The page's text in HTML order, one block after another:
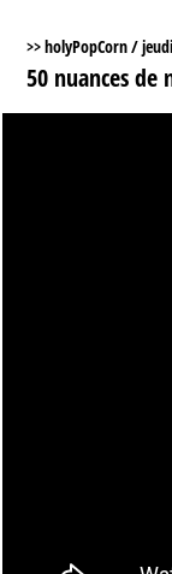
Actu : "La
S’abonner à la
>> holyPopCorn /
50 nuances de